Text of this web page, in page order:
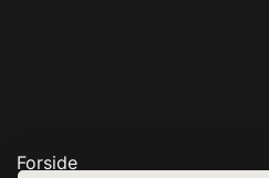
Forside